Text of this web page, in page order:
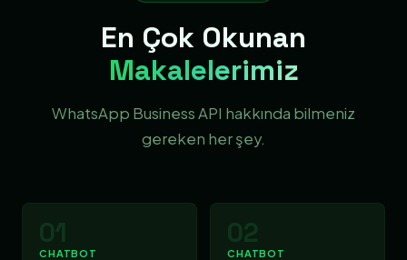
En Çok Okunan
Makalelerimiz
WhatsApp Business API hakkında bilmeniz
gereken her şey.
01
CHATBOT
02
CHATBOT